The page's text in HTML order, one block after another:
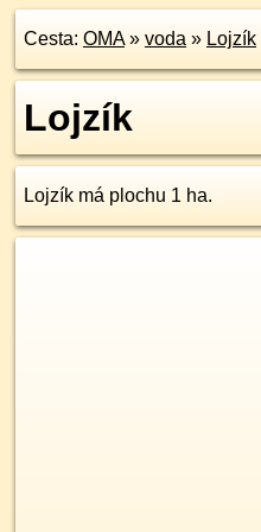
Cesta: OMA» voda » Lojzík
Lojzík
Lojzík má plochu 1 ha.